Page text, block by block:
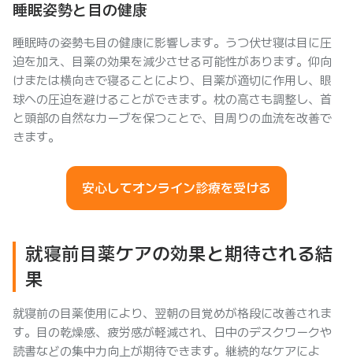
睡眠姿勢と目の健康
睡眠時の姿勢も目の健康に影響します。うつ伏せ寝は目に圧
迫を加え、目薬の効果を減少させる可能性があります。仰向
けまたは横向きで寝ることにより、目薬が適切に作用し、眼
球への圧迫を避けることができます。枕の高さも調整し、首
と頭部の自然なカーブを保つことで、目周りの血流を改善で
きます。
安心してオンライン診療を受ける
就寝前目薬ケアの効果と期待される結
果
就寝前の目薬使用により、翌朝の目覚めが格段に改善されま
す。目の乾燥感、疲労感が軽減され、日中のデスクワークや
読書などの集中力向上が期待できます。継続的なケアによ